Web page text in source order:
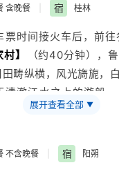
一个奇迹。
朴苗寨——【墨戎苗
、喝了酒、击完鼓、品
神秘的巫术以后，才
【长拢宴】，那些热情
车赴凤凰，入住酒店
路，一排吊脚楼，一
人梦牵魂（游览约2
）。抵达长沙后，根据
参观，如遇政府临时
票，客人须补买门票
含晚餐 宿 桂林
票时间接火车后，前往
】
（约40分钟），
畴纵横，风光旖旎，
清澈江水之上的游船
八景之一的“阳江秋月
片头风光亦取景于此
；特别赠送每人一碗
傅的指导下，亲手学做
展开查看全部 ▼
不含晚餐 宿 阳朔